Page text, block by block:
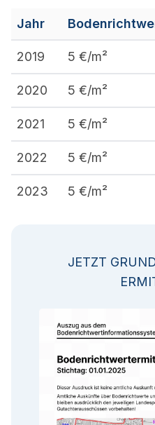
Jahr
2019 5 €/m²
2020 5 €/m²
2021 5 €/m²
2022 5 €/m²
2023 5 €/m²
JETZT